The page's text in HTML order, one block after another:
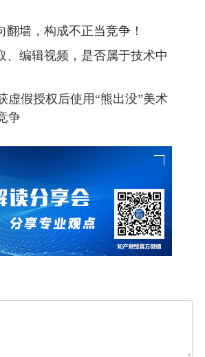
翻墙，构成不正当竞争！
、编辑视频，是否属于技术中
虚假授权后使用“熊出没”美术
争